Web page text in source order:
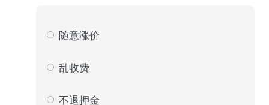
随意涨价
乱收费
不退押金